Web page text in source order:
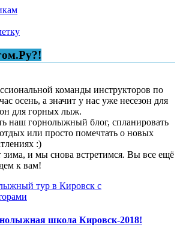
команды инструкторов по
осень, а значит у нас уже несезон для
для горных лыж.
наш горнолыжный блог, спланировать
или просто помечтать о новых
:)
зима, и мы снова встретимся. Вы все ещё
к вам!
школа Кировск-2018!